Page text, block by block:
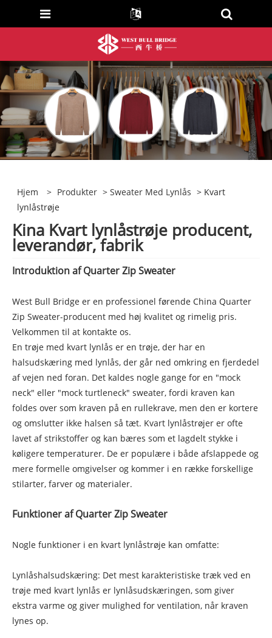
Hjem > Produkter >Sweater Med Lynlås > Kvart
lynlåstrøje
Kina Kvart lynlåstrøje producent,
leverandør, fabrik
Introduktion af Quarter Zip Sweater
West Bull Bridge er en professionel førende China Quarter
Zip Sweater-producent med høj kvalitet og rimelig pris.
Velkommen til at kontakte os.
En trøje med kvart lynlås er en trøje, der har en
halsudskæring med lynlås, der går ned omkring en fjerdedel
af vejen ned foran. Det kaldes nogle gange for en "mock
neck" eller "mock turtleneck" sweater, fordi kraven kan
foldes over som kraven på en rullekrave, men den er kortere
og omslutter ikke halsen så tæt. Kvart lynlåstrøjer er ofte
lavet af strikstoffer og kan bæres som et lagdelt stykke i
køligere temperaturer. De er populære i både afslappede og
mere formelle omgivelser og kommer i en række forskellige
stilarter, farver og materialer.
Funktioner af Quarter Zip Sweater
Nogle funktioner i en kvart lynlåstrøje kan omfatte:
Lynlåshalsudskæring: Det mest karakteristiske træk ved en
trøje med kvart lynlås er lynlåsudskæringen, som giver
ekstra varme og giver mulighed for ventilation, når kraven
lynes op.